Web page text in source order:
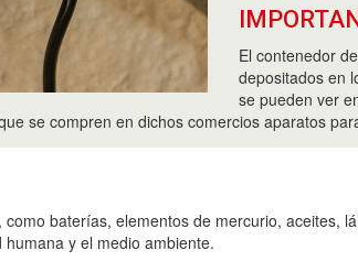
El contenedor
depositados en
se pueden ver
se compren en dichos comercios aparatos
baterías, elementos de mercurio, aceites,
y el medio ambiente.